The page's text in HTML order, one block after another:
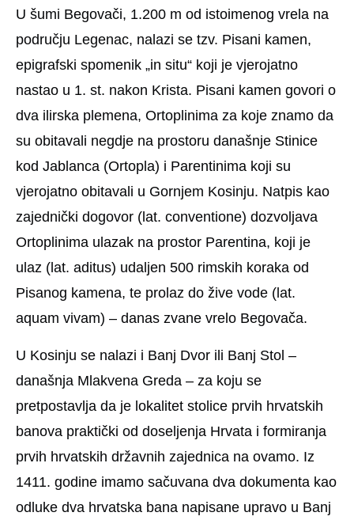
U šumi Begovači, 1.200 m od istoimenog vrela na
području Legenac, nalazi se tzv. Pisani kamen,
epigrafski spomenik „in situ“ koji je vjerojatno
nastao u 1. st. nakon Krista. Pisani kamen govori o
dva ilirska plemena, Ortoplinima za koje znamo da
su obitavali negdje na prostoru današnje Stinice
kod Jablanca (Ortopla) i Parentinima koji su
vjerojatno obitavali u Gornjem Kosinju. Natpis kao
zajednički dogovor (lat. conventione) dozvoljava
Ortoplinima ulazak na prostor Parentina, koji je
ulaz (lat. aditus) udaljen 500 rimskih koraka od
Pisanog kamena, te prolaz do žive vode (lat.
aquam vivam) – danas zvane vrelo Begovača.
U Kosinju se nalazi i Banj Dvor ili Banj Stol –
današnja Mlakvena Greda – za koju se
pretpostavlja da je lokalitet stolice prvih hrvatskih
banova praktički od doseljenja Hrvata i formiranja
prvih hrvatskih državnih zajednica na ovamo. Iz
1411. godine imamo sačuvana dva dokumenta kao
odluke dva hrvatska bana napisane upravo u Banj